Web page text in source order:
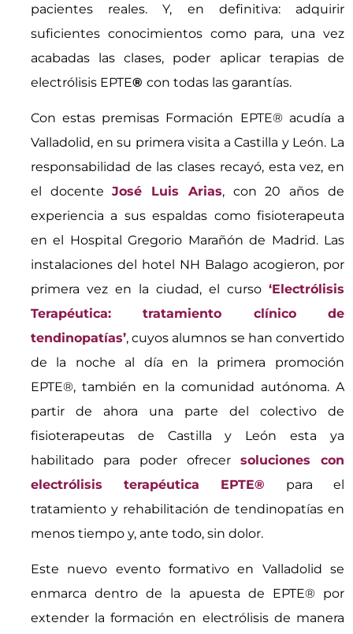
pacientes reales. Y, en definitiva: adquirir
suficientes conocimientos como para, una vez
acabadas las clases, poder aplicar terapias de
electrólisis EPTE® con todas las garantías.
Con estas premisas Formación EPTE® acudía a
Valladolid, en su primera visita a Castilla y León. La
responsabilidad de las clases recayó, esta vez, en
el docenteJosé Luis Arias, con 20 años de
experiencia a sus espaldas como fisioterapeuta
en el Hospital Gregorio Marañón de Madrid. Las
instalaciones del hotel NH Balago acogieron, por
primera vez en la ciudad, el curso ‘Electrólisis
Terapéutica: tratamiento clínico de
tendinopatías’, cuyos alumnos se han convertido
de la noche al día en la primera promoción
EPTE®, también en la comunidad autónoma. A
partir de ahora una parte del colectivo de
fisioterapeutas de Castilla y León esta ya
habilitado para poder ofrecer soluciones con
electrólisis terapéutica EPTE® para el
tratamiento y rehabilitación de tendinopatías en
menos tiempo y, ante todo, sin dolor.
Este nuevo evento formativo en Valladolid se
enmarca dentro de la apuesta de EPTE® por
extender la formación en electrólisis de manera